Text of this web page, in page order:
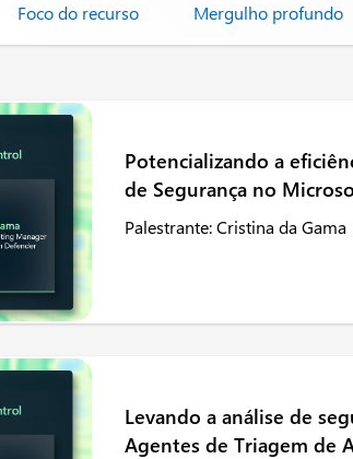
Foco do recurso Mergulho profundo
Potencializando a
de Segurança no
Palestrante: Cristina da Gama
Levando a análise de
Agentes de Triagem de